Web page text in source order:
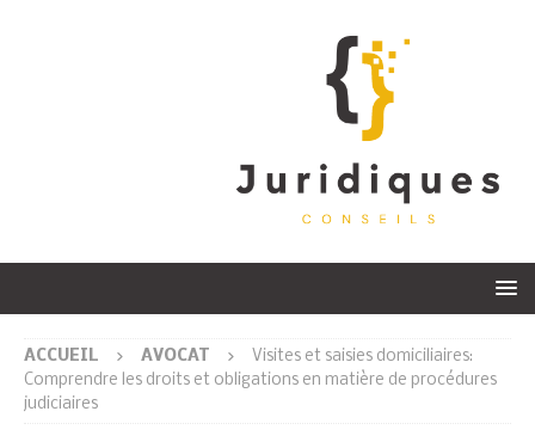
ACCUEIL AVOCAT
Visites et saisies domiciliaires:
Comprendre les droits et obligations en matière de procédures
judiciaires